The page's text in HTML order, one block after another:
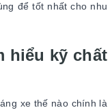
để tốt nhất cho nhu
hiểu kỹ chất
xe thế nào chính là